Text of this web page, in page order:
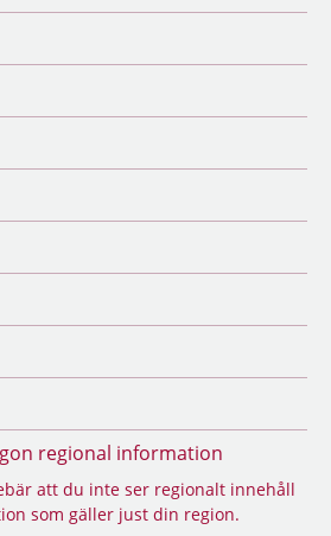
regional information
att du inte ser regionalt innehåll
som gäller just din region.